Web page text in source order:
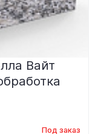
Вайт
Под заказ